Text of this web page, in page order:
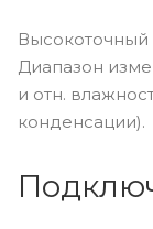
Высокоточный
Диапазон
и отн.
конденсации).